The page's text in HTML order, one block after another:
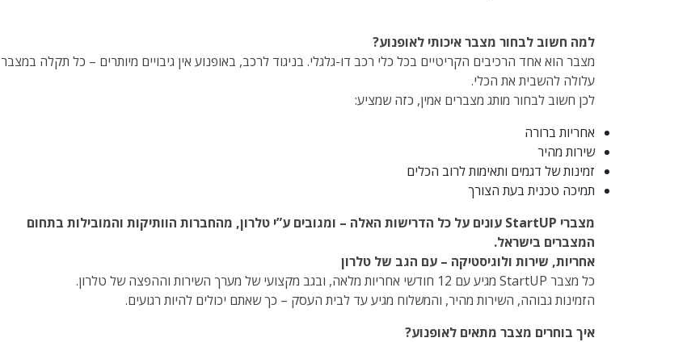
למה חשוב לבחור מצבר איכותי לאופנוע?
מצבר הוא אחד הרכיבים הקריטיים בכל כלי רכב דו-גלגלי. בניגוד לרכב, באופנוע אין גיבויים מיותרים – כל תקלה במצבר
עלולה להשבית את הכלי.
לכן חשוב לבחור מותג מצברים אמין, כזה שמציע:
אחריות ברורה
שירות מהיר
זמינות של דגמים ותאימות לרוב הכלים
תמיכה טכנית בעת הצורך
מצברי StartUP עונים על כל הדרישות האלה – ומגובים ע”י טלרון, מהחברות הוותיקות והמובילות בתחום
המצברים בישראל.
אחריות, שירות ולוגיסטיקה – עם הגב של טלרון
כל מצבר StartUP מגיע עם 12 חודשי אחריות מלאה, ובגב מקצועי של מערך השירות וההפצה של טלרון.
הזמינות גבוהה, השירות מהיר, והמשלוח מגיע עד לבית העסק – כך שאתם יכולים להיות רגועים.
איך בוחרים מצבר מתאים לאופנוע?